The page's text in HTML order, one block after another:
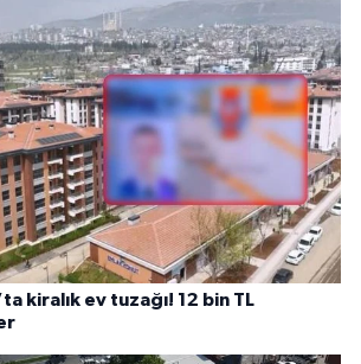
kiralık ev tuzağı! 12 bin TL